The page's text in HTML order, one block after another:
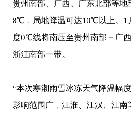
贵州南部、广西、广东北部等地
8℃，局地降温可达10℃以上。1
度0℃线将南压至贵州南部－广
浙江南部一带。
“本次寒潮雨雪冰冻天气降温幅
影响范围广，江淮、江汉、江南